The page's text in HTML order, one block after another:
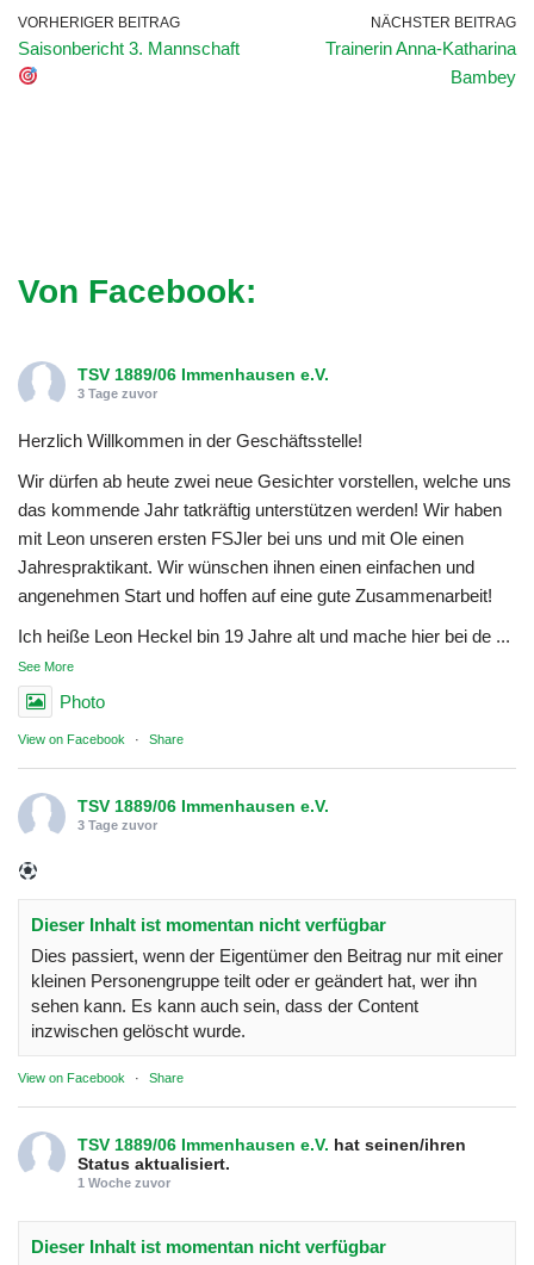
VORHERIGER BEITRAG
Saisonbericht 3. Mannschaft
NÄCHSTER BEITRAG
Trainerin Anna-Katharina
Bambey
Von Facebook:
TSV 1889/06 Immenhausen e.V.
3 Tage zuvor
Herzlich Willkommen in der Geschäftsstelle!
Wir dürfen ab heute zwei neue Gesichter vorstellen, welche uns
das kommende Jahr tatkräftig unterstützen werden! Wir haben
mit Leon unseren ersten FSJler bei uns und mit Ole einen
Jahrespraktikant. Wir wünschen ihnen einen einfachen und
angenehmen Start und hoffen auf eine gute Zusammenarbeit!
Ich heiße Leon Heckel bin 19 Jahre alt und mache hier bei de ...
See More
Photo
View on Facebook · Share
TSV 1889/06 Immenhausen e.V.
3 Tage zuvor
Dieser Inhalt ist momentan nicht verfügbar
Dies passiert, wenn der Eigentümer den Beitrag nur mit einer
kleinen Personengruppe teilt oder er geändert hat, wer ihn
sehen kann. Es kann auch sein, dass der Content
inzwischen gelöscht wurde.
View on Facebook · Share
TSV 1889/06 Immenhausen e.V. hat seinen/ihren
Status aktualisiert.
1 Woche zuvor
Dieser Inhalt ist momentan nicht verfügbar